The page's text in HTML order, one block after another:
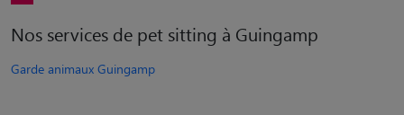
Nos services de pet sitting à Guingamp
Garde animaux Guingamp